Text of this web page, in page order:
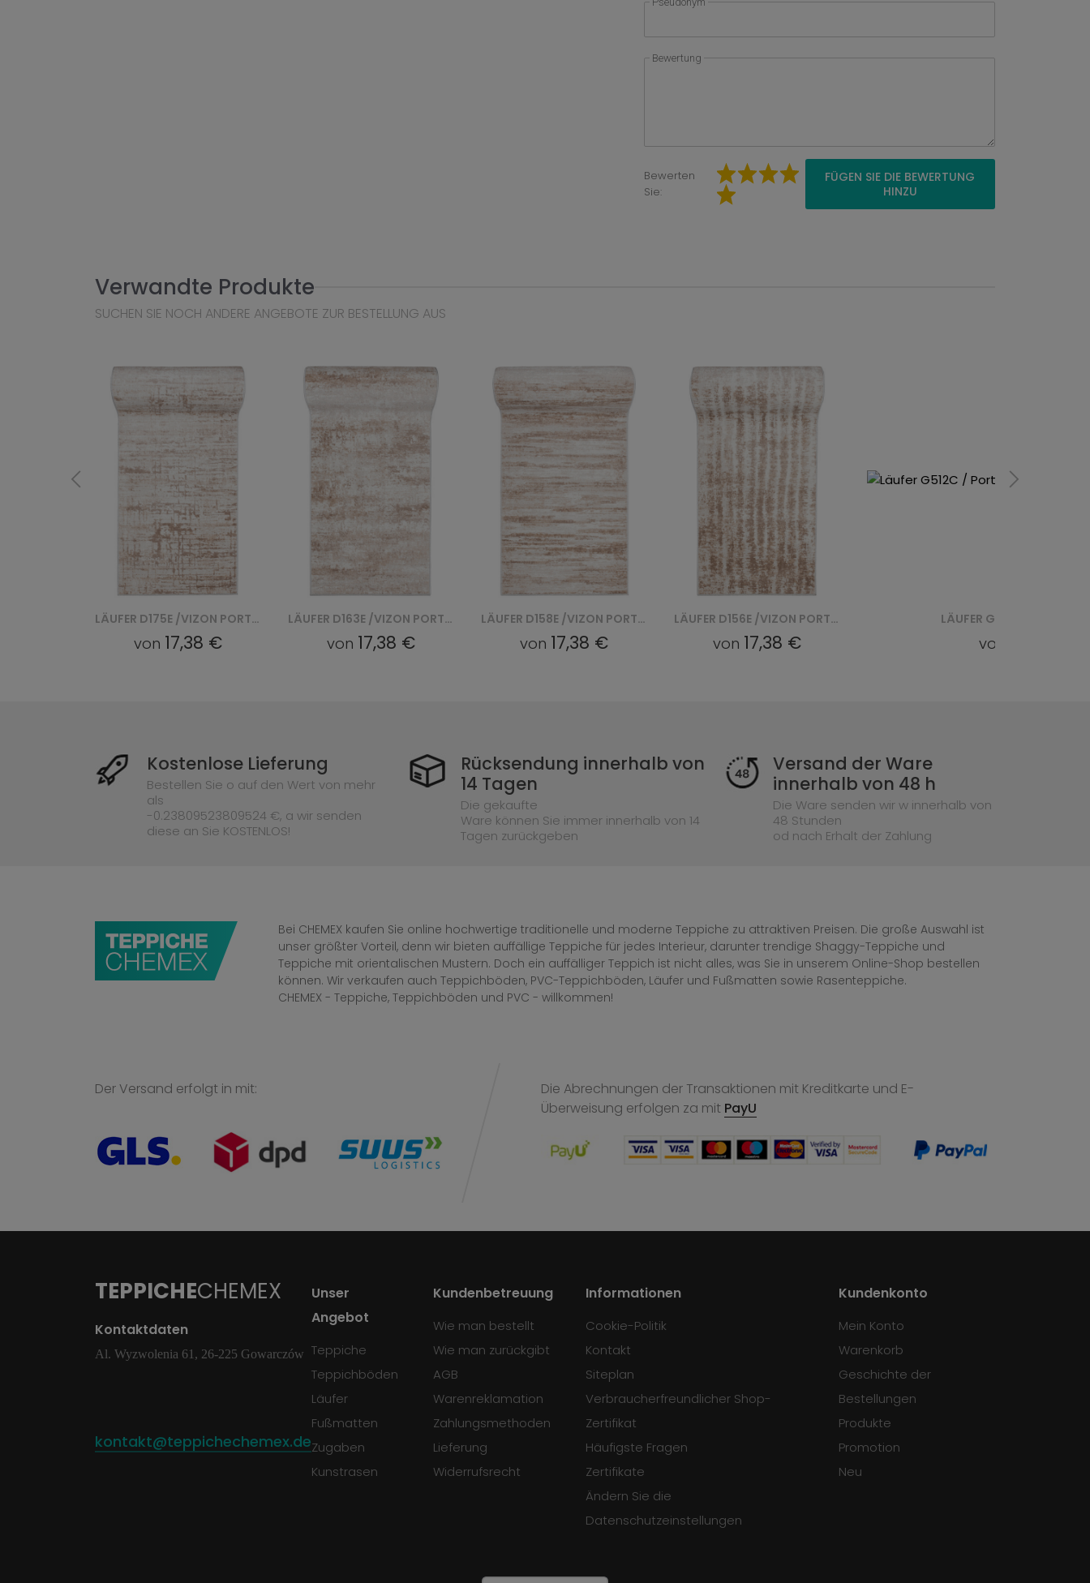
Bewertung
Bewerten
Sie:
FÜGEN SIE DIE BEWERTUNG
HINZU
Verwandte Produkte
SUCHEN SIE NOCH ANDERE ANGEBOTE ZUR BESTELLUNG AUS
LÄUFER D163E /VIZON PORTLAND CHODNIK - BIAŁY
von17,38 €
LÄUFER D158E /VIZON PORTLAND CHODNIK - BIAŁY
von17,38 €
LÄUFER D156E /VIZON PORTLAND CHODNIK - BIAŁY
von17,38 € von
Kostenlose Lieferung
Bestellen Sie o auf den Wert von mehr
als
-0.23809523809524 €, a wir senden
diese an Sie KOSTENLOS!
Rücksendung innerhalb von
14 Tagen
Die gekaufte
Ware können Sie immer innerhalb von 14
Tagen zurückgeben
Versand der Ware
innerhalb von 48 h
Die Ware senden wir w innerhalb von
48 Stunden
od nach Erhalt der Zahlung
Bei CHEMEX kaufen Sie online hochwertige traditionelle und moderne Teppiche zu attraktiven Preisen. Die große Auswahl ist
unser größter Vorteil, denn wir bieten auffällige Teppiche für jedes Interieur, darunter trendige Shaggy-Teppiche und
Teppiche mit orientalischen Mustern. Doch ein auffälliger Teppich ist nicht alles, was Sie in unserem Online-Shop bestellen
können. Wir verkaufen auch Teppichböden, PVC-Teppichböden, Läufer und Fußmatten sowie Rasenteppiche.
CHEMEX - Teppiche, Teppichböden und PVC - willkommen!
Der Versand erfolgt in mit:
Die Abrechnungen der Transaktionen mit Kreditkarte und E-
Überweisung erfolgen za mit PayU
TEPPICHECHEMEX
Kontaktdaten
Al. Wyzwolenia 61, 26-225 Gowarczów
kontakt@teppichechemex.de
Unser
Angebot
Teppiche
Teppichböden
Läufer
Fußmatten
Zugaben
Kunstrasen
Kundenbetreuung
Wie man bestellt
Wie man zurückgibt
AGB
Warenreklamation
Zahlungsmethoden
Lieferung
Widerrufsrecht
Informationen
Cookie-Politik
Kontakt
Siteplan
Verbraucherfreundlicher Shop-
Zertifikat
Häufigste Fragen
Zertifikate
Ändern Sie die
Datenschutzeinstellungen
Kundenkonto
Mein Konto
Warenkorb
Geschichte der
Bestellungen
Produkte
Promotion
Neu